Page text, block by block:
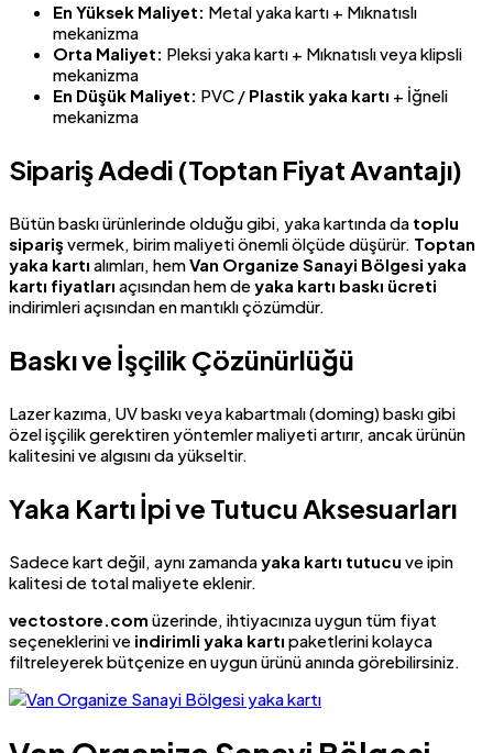
En Yüksek Maliyet: Metal yaka kartı + Mıknatıslı
mekanizma
Orta Maliyet: Pleksi yaka kartı + Mıknatıslı veya klipsli
mekanizma
En Düşük Maliyet: PVC / Plastik yaka kartı + İğneli
mekanizma
Sipariş Adedi (Toptan Fiyat Avantajı)
Bütün baskı ürünlerinde olduğu gibi, yaka kartında da toplu
sipariş vermek, birim maliyeti önemli ölçüde düşürür. Toptan
yaka kartı alımları, hemVan Organize Sanayi Bölgesi yaka
kartı fiyatları açısından hem deyaka kartı baskı ücreti
indirimleri açısından en mantıklı çözümdür.
Baskı ve İşçilik Çözünürlüğü
Lazer kazıma, UV baskı veya kabartmalı (doming) baskı gibi
özel işçilik gerektiren yöntemler maliyeti artırır, ancak ürünün
kalitesini ve algısını da yükseltir.
Yaka Kartı İpi ve Tutucu Aksesuarları
Sadece kart değil, aynı zamandayaka kartı tutucu ve ipin
kalitesi de total maliyete eklenir.
vectostore.com üzerinde, ihtiyacınıza uygun tüm fiyat
seçeneklerini ve indirimli yaka kartı paketlerini kolayca
filtreleyerek bütçenize en uygun ürünü anında görebilirsiniz.